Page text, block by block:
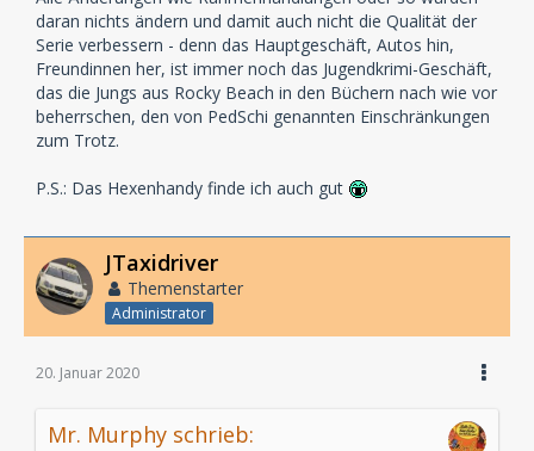
daran nichts ändern und damit auch nicht die Qualität der
Serie verbessern - denn das Hauptgeschäft, Autos hin,
Freundinnen her, ist immer noch das Jugendkrimi-Geschäft,
das die Jungs aus Rocky Beach in den Büchern nach wie vor
beherrschen, den von PedSchi genannten Einschränkungen
zum Trotz.
P.S.: Das Hexenhandy finde ich auch gut
JTaxidriver
Themenstarter
Administrator
20. Januar 2020
Mr. Murphy schrieb: